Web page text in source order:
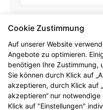
Ich habe die
Kenntnis genommen.
Formular jetzt
Cookie Zustimmung
Auf unserer Website
Angebote zu optimieren.
benötigen Ihre Zustimmung,
Sie können durch Klick auf
akzeptieren, durch Klick auf
akzeptieren“ nur
Klick auf "Einstellungen"